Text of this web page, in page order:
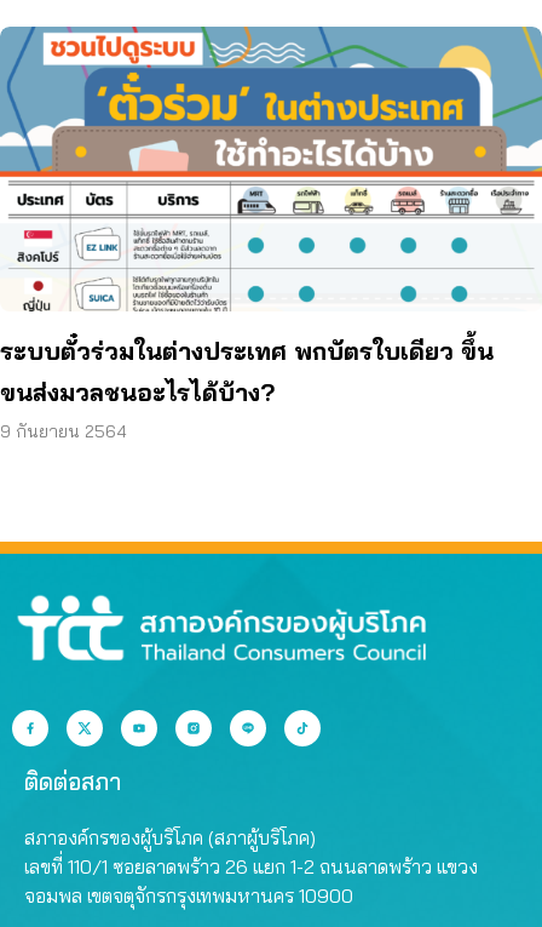
ระบบตั๋วร่วมในต่างประเทศ พกบัตรใบเดียว ขึ้น
ขนส่งมวลชนอะไรได้บ้าง?
9 กันยายน 2564
ติดต่อสภา
สภาองค์กรของผู้บริโภค (สภาผู้บริโภค)
เลขที่ 110/1 ซอยลาดพร้าว 26 แยก 1-2 ถนนลาดพร้าว แขวง
จอมพล เขตจตุจักรกรุงเทพมหานคร 10900